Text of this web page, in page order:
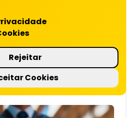
| LIHAI
usá-las para engajar e
com sucesso.
leitura
Rejeitar
Cookies